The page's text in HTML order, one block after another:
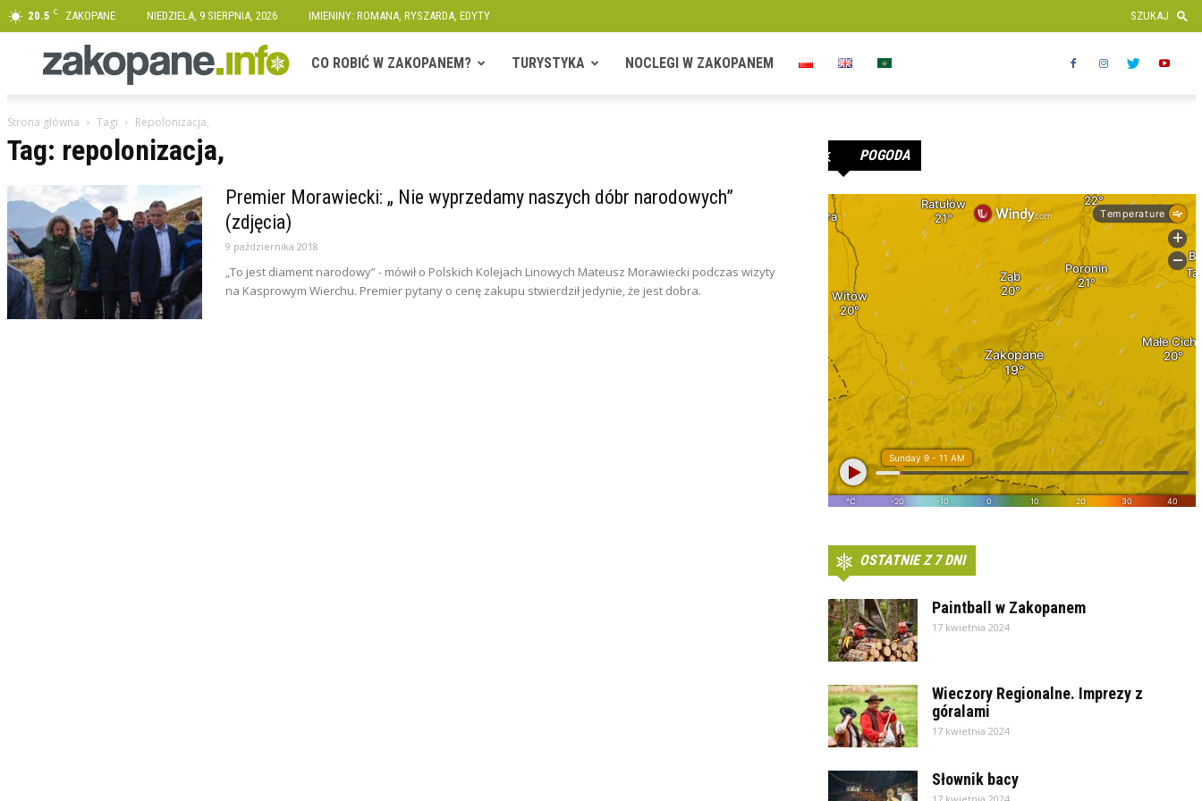
20.5 C ZAKOPANE NIEDZIELA, 9 SIERPNIA, 2026 IMIENINY: ROMANA, RYSZARDA, EDYTY
Zakopane.info
CO ROBIĆ W ZAKOPANEM? TURYSTYKA NOCLEGI W ZAKOPANEM
Strona główna Tagi Repolonizacja,
Tag: repolonizacja,
Premier Morawiecki: „ Nie wyprzedamy naszych dóbr narodowych”
(zdjęcia)
9 października 2018
„To jest diament narodowy” - mówił o Polskich Kolejach Linowych Mateusz Morawiecki podczas wizyty
na Kasprowym Wierchu. Premier pytany o cenę zakupu stwierdził jedynie, że jest dobra.
POGODA
OSTATNIE Z 7 DNI
Paintball w Zakopanem
17 kwietnia 2024
Wieczory Regionalne. Imprezy z
góralami
17 kwietnia 2024
Słownik bacy